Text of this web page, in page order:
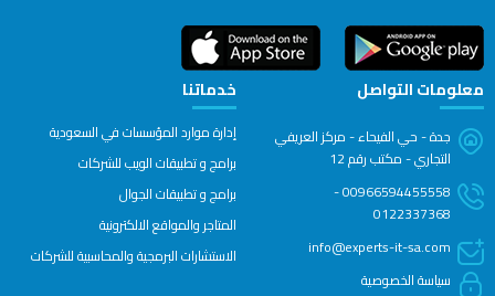
معلومات التواصل
جدة - حي الفيحاء - مركز العريفي
التجاري - مكتب رقم 12
00966594455558 -
0122337368
info@experts-it-sa.com
سياسة الخصوصية
خدماتنا
إدارة موارد المؤسسات في السعودية
برامج و تطبيقات الويب للشركات
برامج و تطبيقات الجوال
المتاجر والمواقع الالكترونية
الاستشارات البرمجية والمحاسبية للشركات